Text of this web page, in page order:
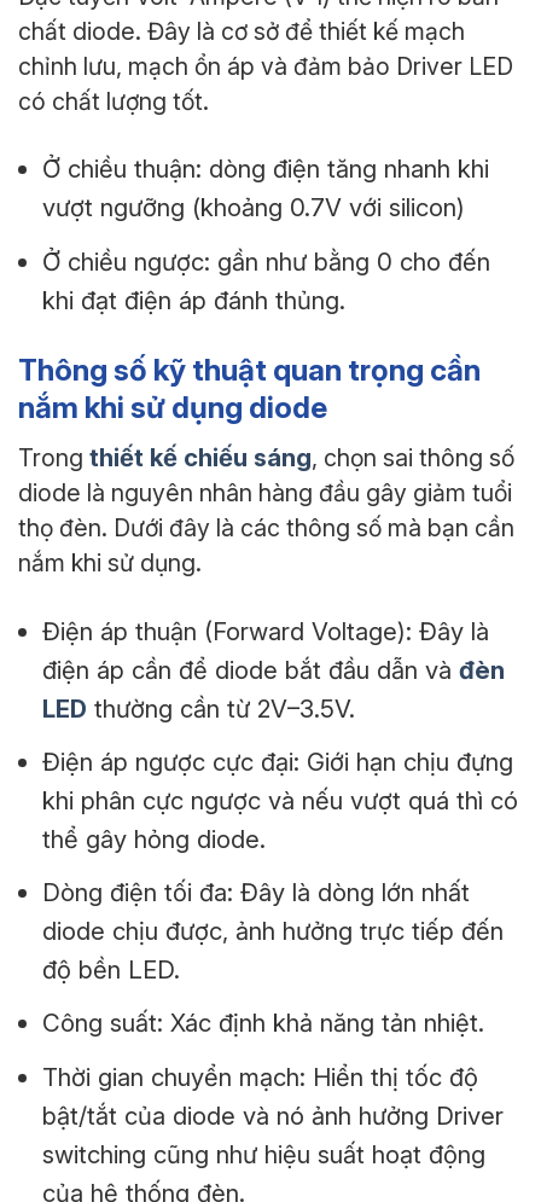
chất diode. Đây là cơ sở để thiết kế mạch
chỉnh lưu, mạch ổn áp và đảm bảo Driver LED
có chất lượng tốt.
Ở chiều thuận: dòng điện tăng nhanh khi
vượt ngưỡng (khoảng 0.7V với silicon)
Ở chiều ngược: gần như bằng 0 cho đến
khi đạt điện áp đánh thủng.
Thông số kỹ thuật quan trọng cần
nắm khi sử dụng diode
Trong thiết kế chiếu sáng, chọn sai thông số
diode là nguyên nhân hàng đầu gây giảm tuổi
thọ đèn. Dưới đây là các thông số mà bạn cần
nắm khi sử dụng.
Điện áp thuận (Forward Voltage): Đây là
điện áp cần để diode bắt đầu dẫn vàđèn
LED thường cần từ 2V–3.5V.
Điện áp ngược cực đại: Giới hạn chịu đựng
khi phân cực ngược và nếu vượt quá thì có
thể gây hỏng diode.
Dòng điện tối đa: Đây là dòng lớn nhất
diode chịu được, ảnh hưởng trực tiếp đến
độ bền LED.
Công suất: Xác định khả năng tản nhiệt.
Thời gian chuyển mạch: Hiển thị tốc độ
bật/tắt của diode và nó ảnh hưởng Driver
switching cũng như hiệu suất hoạt động
của hệ thống đèn.